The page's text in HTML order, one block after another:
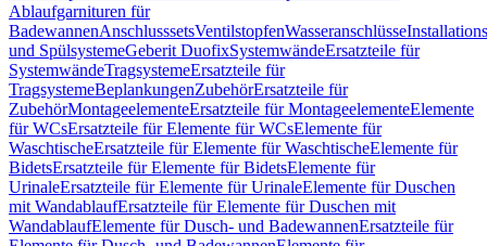
Ablaufgarnituren für
BadewannenAnschlusssetsVentilstopfenWasseranschlüsse
und SpülsystemeGeberit DuofixSystemwändeErsatzteile für
SystemwändeTragsystemeErsatzteile für
TragsystemeBeplankungenZubehörErsatzteile für
ZubehörMontageelementeErsatzteile für MontageelementeElemente
für WCsErsatzteile für Elemente für WCsElemente für
WaschtischeErsatzteile für Elemente für WaschtischeElemente für
BidetsErsatzteile für Elemente für BidetsElemente für
UrinaleErsatzteile für Elemente für UrinaleElemente für Duschen
mit WandablaufErsatzteile für Elemente für Duschen mit
WandablaufElemente für Dusch- und BadewannenErsatzteile für